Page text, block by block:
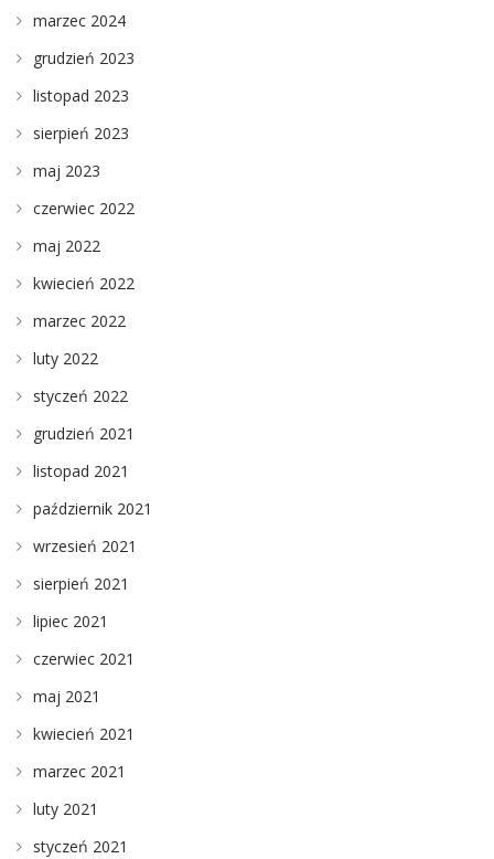
marzec 2024
grudzień 2023
listopad 2023
sierpień 2023
maj 2023
czerwiec 2022
maj 2022
kwiecień 2022
marzec 2022
luty 2022
styczeń 2022
grudzień 2021
listopad 2021
październik 2021
wrzesień 2021
sierpień 2021
lipiec 2021
czerwiec 2021
maj 2021
kwiecień 2021
marzec 2021
luty 2021
styczeń 2021